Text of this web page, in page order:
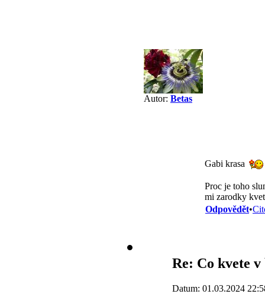
Autor: Betas
Gabi krasa
Proc je toho
mi zarodky
Odpovědět•
Re: Co kvete
Datum: 01.03.2024